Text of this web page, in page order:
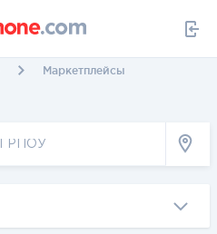
Маркетплейсы